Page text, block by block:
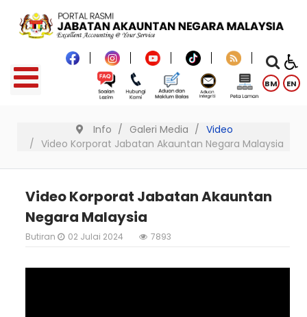
BM EN
Info Galeri Media
Video
Video Korporat Jabatan Akauntan Negara Malaysia
Video Korporat Jabatan Akauntan
Negara Malaysia
Butiran 02 Julai 2024 7893